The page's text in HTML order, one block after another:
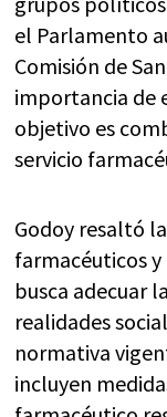
el Parlamento
Comisión de
importancia de
objetivo es
servicio
Godoy resaltó
farmacéuticos
busca adecuar
realidades
normativa
incluyen